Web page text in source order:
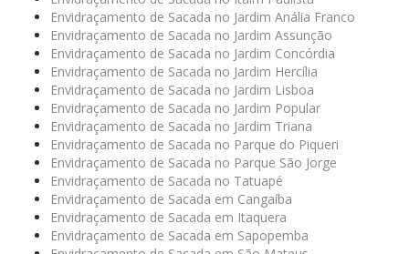
Envidraçamento de Sacada no Jardim Anália Franco
Envidraçamento de Sacada no Jardim Assunção
Envidraçamento de Sacada no Jardim Concórdia
Envidraçamento de Sacada no Jardim Hercília
Envidraçamento de Sacada no Jardim Lisboa
Envidraçamento de Sacada no Jardim Popular
Envidraçamento de Sacada no Jardim Triana
Envidraçamento de Sacada no Parque do Piqueri
Envidraçamento de Sacada no Parque São Jorge
Envidraçamento de Sacada no Tatuapé
Envidraçamento de Sacada em Cangaíba
Envidraçamento de Sacada em Itaquera
Envidraçamento de Sacada em Sapopemba